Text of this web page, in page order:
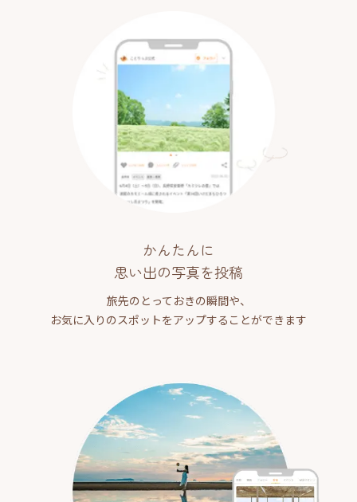
かんたんに
思い出の写真を投稿
旅先のとっておきの瞬間や、
お気に入りのスポットをアップすることができます